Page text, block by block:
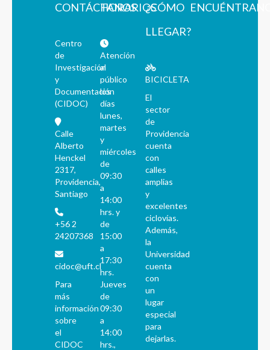
CONTÁCTANOS
Centro
de
Investigación
y
Documentación
(CIDOC)
Calle
Alberto
Henckel
2317,
Providencia,
Santiago
+56 2
24207368
cidoc@uft.cl
Para
más
información
sobre
el
CIDOC
HORARIOS
Atención
al
público
los
días
lunes,
martes
y
miércoles
de
09:30
a
14:00
hrs. y
de
15:00
a
17:30
hrs.
Jueves
de
09:30
a
14:00
hrs.,
¿CÓMO
LLEGAR?
BICICLETA
El
sector
de
Providencia
cuenta
con
calles
amplias
y
excelentes
ciclovías.
Además,
la
Universidad
cuenta
con
un
lugar
especial
para
dejarlas.